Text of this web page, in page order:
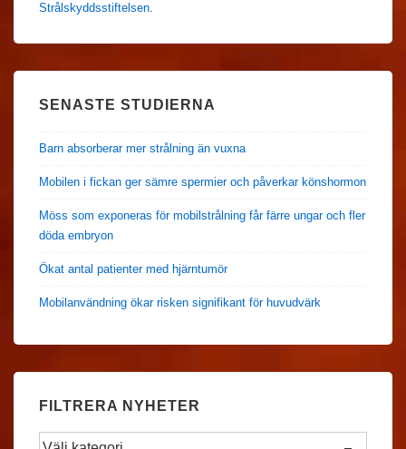
Strålskyddsstiftelsen.
SENASTE STUDIERNA
Barn absorberar mer strålning än vuxna
Mobilen i fickan ger sämre spermier och påverkar könshormon
Möss som exponeras för mobilstrålning får färre ungar och fler
döda embryon
Ökat antal patienter med hjärntumör
Mobilanvändning ökar risken signifikant för huvudvärk
FILTRERA NYHETER
Filtrera